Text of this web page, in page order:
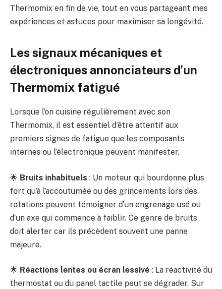
Thermomix en fin de vie, tout en vous partageant mes
expériences et astuces pour maximiser sa longévité.
Les signaux mécaniques et
électroniques annonciateurs d’un
Thermomix fatigué
Lorsque l’on cuisine régulièrement avec son
Thermomix, il est essentiel d’être attentif aux
premiers signes de fatigue que les composants
internes ou l’électronique peuvent manifester.
🌟 Bruits inhabituels : Un moteur qui bourdonne plus
fort qu’à l’accoutumée ou des grincements lors des
rotations peuvent témoigner d’un engrenage usé ou
d’un axe qui commence à faiblir. Ce genre de bruits
doit alerter car ils précèdent souvent une panne
majeure.
🌟 Réactions lentes ou écran lessivé : La réactivité du
thermostat ou du panel tactile peut se dégrader. Sur